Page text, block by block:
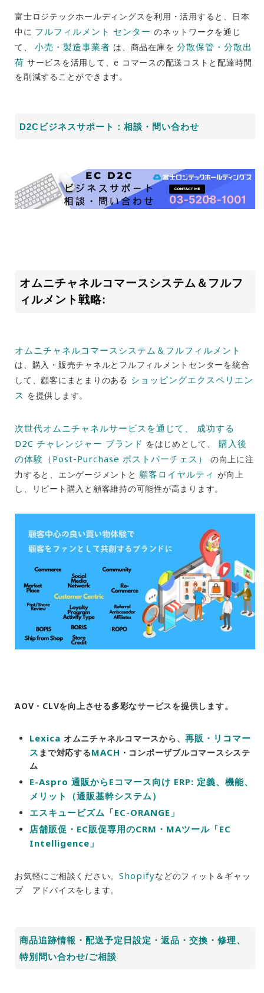
富士ロジテックホールディングスを利用・活用すると、日本
中に フルフィルメント センター のネットワークを通じ
て、小売・製造事業者 は、商品在庫を 分散保管・分散出
荷 サービスを活用して、e コマースの配送コストと配達時間
を削減することができます。
D2Cビジネスサポート：相談・問い合わせ
オムニチャネルコマースシステム＆フルフ
ィルメント戦略:
オムニチャネルコマースシステム＆フルフィルメント
は、購入・販売チャネルとフルフィルメントセンターを統合
して、顧客にまとまりのある ショッピングエクスペリエン
ス を提供します。
次世代オムニチャネルサービスを通じて、
成功する
D2C チャレンジャー ブランド をはじめとして、 購入後
の体験（Post-Purchase ポストパーチェス）
の向上に注
力すると、エンゲージメントと 顧客ロイヤルティ が向上
し、リピート購入と顧客維持の可能性が高まります。
AOV・CLVを向上させる多彩なサービスを提供します。
Lexica オムニチャネルコマースから、再販・リコマー
ス まで対応するMACH ・コンポーザブルコマースシステ
ム
E-Aspro 通販からEコマース向け ERP: 定義、機能、
メリット（通販基幹システム）
エスキュービズム「EC-ORANGE」
店舗販促・EC販促専用のCRM・MAツール「EC
Intelligence」
お気軽にご相談ください。 Shopifyなどのフィット＆ギャッ
プ アドバイスをします。
商品追跡情報・配送予定日設定・返品・交換・修理、
特別問い合わせ/ご相談